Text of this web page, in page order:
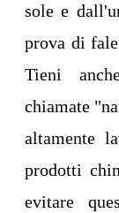
sole e
prova di
Tieni
chiamate
altamente
prodotti
evitare